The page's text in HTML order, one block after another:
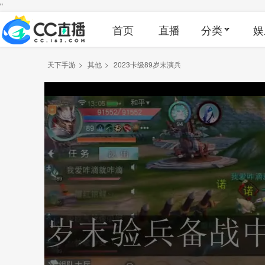
"
首页 直播 分类
天下手游 > 其他 > 2023卡级89岁末演兵